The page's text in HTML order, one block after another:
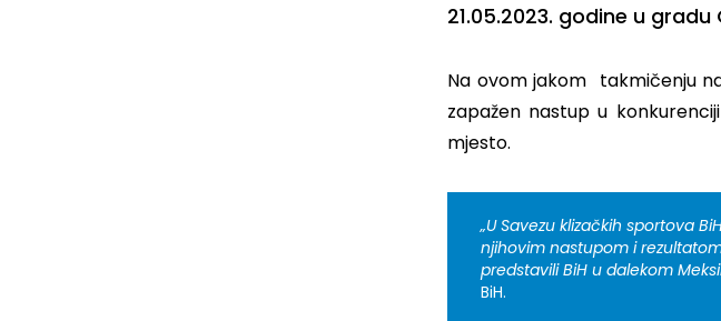
21.05.2023. godine u
Na ovom jakom takmičenju
zapažen nastup u
mjesto.
„U Savezu klizačkih sportova
njihovim nastupom i
predstavili BiH u dalekom
BiH.